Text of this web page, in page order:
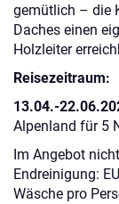
gemütlich – die
Daches einen
Holzleiter
Reisezeitraum:
13.04.-
Alpenland für 5
Im Angebot
Endreinigung:
Wäsche pro